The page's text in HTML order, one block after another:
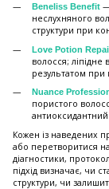
Beneliss Benefit
неслухняного
структури при
Love Potion
волосся; ліпідне
результатом при
Nuance
пористого
антиоксидантний
Кожен із наведених
або перетворитися
діагностики,
підхід визначає, чи
структури, чи